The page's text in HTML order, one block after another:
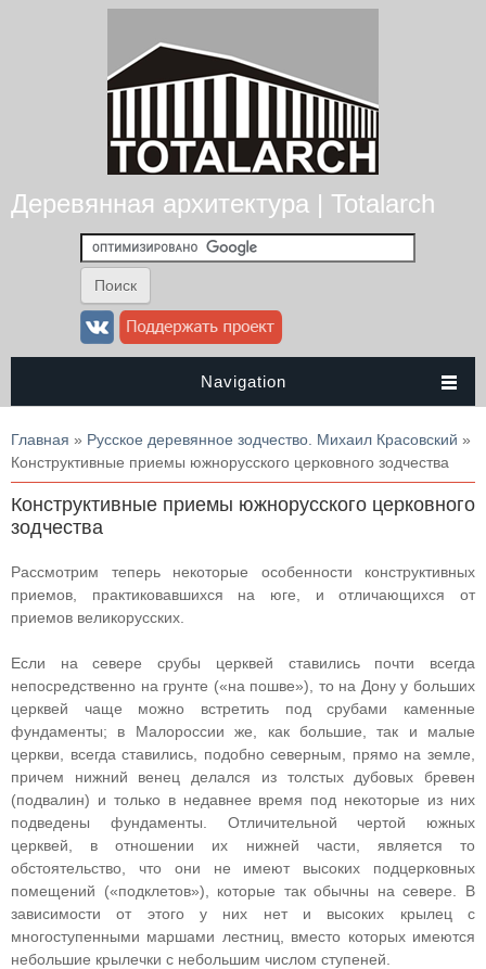
Деревянная архитектура | Totalarch
Navigation
Вы здесь
Главная » Русское деревянное зодчество. Михаил Красовский »
Конструктивные приемы южнорусского церковного зодчества
Конструктивные приемы южнорусского церковного
зодчества
Рассмотрим теперь некоторые особенности конструктивных
приемов, практиковавшихся на юге, и отличающихся от
приемов великорусских.
Если на севере срубы церквей ставились почти всегда
непосредственно на грунте («на пошве»), то на Дону у больших
церквей чаще можно встретить под срубами каменные
фундаменты; в Малороссии же, как большие, так и малые
церкви, всегда ставились, подобно северным, прямо на земле,
причем нижний венец делался из толстых дубовых бревен
(подвалин) и только в недавнее время под некоторые из них
подведены фундаменты. Отличительной чертой южных
церквей, в отношении их нижней части, является то
обстоятельство, что они не имеют высоких подцерковных
помещений («подклетов»), которые так обычны на севере. В
зависимости от этого у них нет и высоких крылец с
многоступенными маршами лестниц, вместо которых имеются
небольшие крылечки с небольшим числом ступеней.